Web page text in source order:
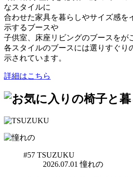
なスタイルに
合わせた家具を暮らしやサイズ感を
示するブースや
子供室、床座リビングのブースをが
各スタイルのブースには選りすぐり
示されています。
詳細はこちら
#57 TSUZUKU
2026.07.01 憧れの